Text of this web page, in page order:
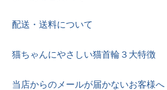
配送・送料について
猫ちゃんにやさしい猫首輪３大特徴
当店からのメールが届かないお客様へ